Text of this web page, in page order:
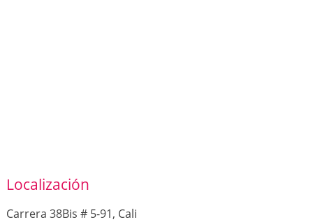
Localización
Carrera 38Bis # 5-91, Cali